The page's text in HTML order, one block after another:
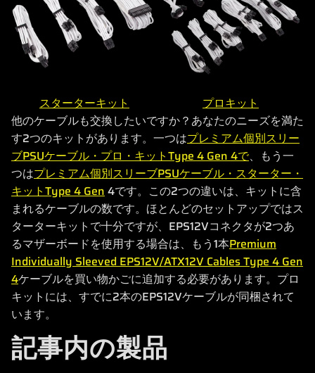
スターターキット
プロキット
他のケーブルも交換したいですか？あなたのニーズを満た
す2つのキットがあります。一つはプレミアム個別スリー
ブPSUケーブル・プロ・キットType 4 Gen 4で、もう一
つはプレミアム個別スリーブPSUケーブル・スターター・
キットType 4 Gen 4です。この2つの違いは、キットに含
まれるケーブルの数です。ほとんどのセットアップではス
ターターキットで十分ですが、EPS12Vコネクタが2つあ
るマザーボードを使用する場合は、もう1本Premium
Individually Sleeved EPS12V/ATX12V Cables Type 4 Gen
4ケーブルを買い物かごに追加する必要があります。プロ
キットには、すでに2本のEPS12Vケーブルが同梱されて
います。
記事内の製品